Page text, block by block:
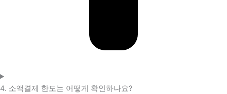
4. 소액결제 한도는 어떻게 확인하나요?